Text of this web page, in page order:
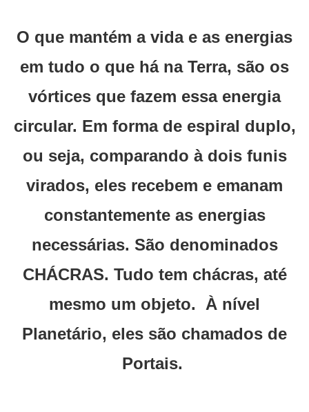
O que mantém a vida e as energias
em tudo o que há na Terra, são os
vórtices que fazem essa energia
circular. Em forma de espiral duplo,
ou seja, comparando à dois funis
virados, eles recebem e emanam
constantemente as energias
necessárias. São denominados
CHÁCRAS. Tudo tem chácras, até
mesmo um objeto. À nível
Planetário, eles são chamados de
Portais.